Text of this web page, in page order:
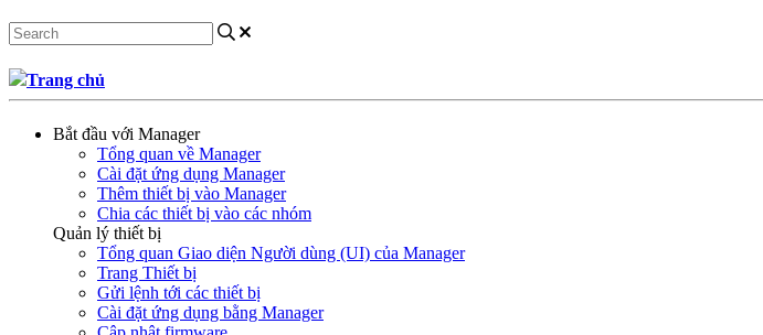
Trang chủ
Bắt đầu với Manager
Tổng quan về Manager
Cài đặt ứng dụng Manager
Thêm thiết bị vào Manager
Chia các thiết bị vào các nhóm
Quản lý thiết bị
Tổng quan Giao diện Người dùng (UI) của Manager
Trang Thiết bị
Gửi lệnh tới các thiết bị
Cài đặt ứng dụng bằng Manager